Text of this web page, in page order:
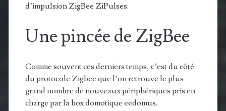
d’impulsion ZigBee ZiPulses.
Une pincée de ZigBee
Comme souvent ces derniers temps, c’est du côté
du protocole Zigbee que l’on retrouve le plus
grand nombre de nouveaux périphériques pris en
charge par la box domotique eedomus.